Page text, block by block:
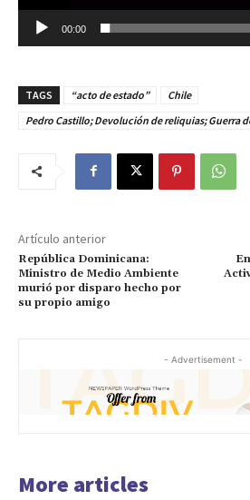
c
o
00:00
TAGS “acto de estado”
Chile
Pedro Castillo; Devolución de reliquias; Guerra
Artículo anterior
República Dominicana:
Ministro de Medio Ambiente
murió por disparo hecho por
su propio amigo
- Advertisement -
More articles